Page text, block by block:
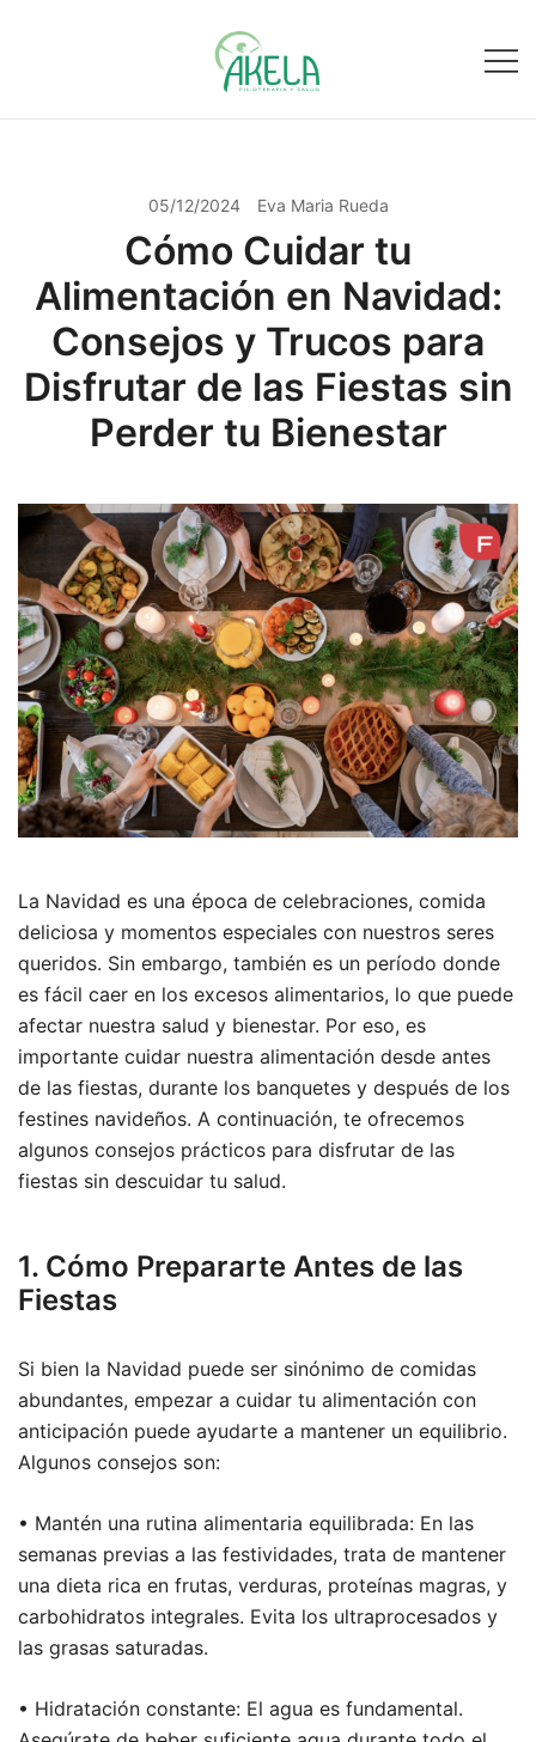
05/12/2024 Eva Maria Rueda
Cómo Cuidar tu
Alimentación en Navidad:
Consejos y Trucos para
Disfrutar de las Fiestas sin
Perder tu Bienestar
La Navidad es una época de celebraciones, comida
deliciosa y momentos especiales con nuestros seres
queridos. Sin embargo, también es un período donde
es fácil caer en los excesos alimentarios, lo que puede
afectar nuestra salud y bienestar. Por eso, es
importante cuidar nuestra alimentación desde antes
de las fiestas, durante los banquetes y después de los
festines navideños. A continuación, te ofrecemos
algunos consejos prácticos para disfrutar de las
fiestas sin descuidar tu salud.
1. Cómo Prepararte Antes de las
Fiestas
Si bien la Navidad puede ser sinónimo de comidas
abundantes, empezar a cuidar tu alimentación con
anticipación puede ayudarte a mantener un equilibrio.
Algunos consejos son:
• Mantén una rutina alimentaria equilibrada: En las
semanas previas a las festividades, trata de mantener
una dieta rica en frutas, verduras, proteínas magras, y
carbohidratos integrales. Evita los ultraprocesados y
las grasas saturadas.
• Hidratación constante: El agua es fundamental.